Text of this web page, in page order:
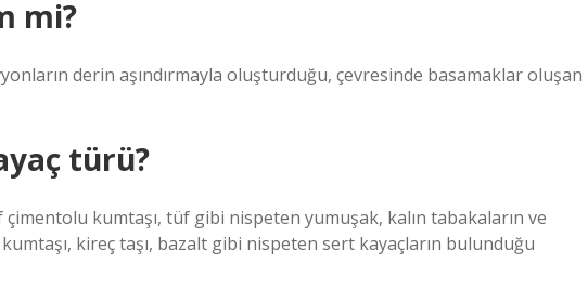
mi?
derin aşındırmayla oluşturduğu, çevresinde basamaklar oluşan
türü?
çimentolu kumtaşı, tüf gibi nispeten yumuşak, kalın tabakaların ve
kireç taşı, bazalt gibi nispeten sert kayaçların bulunduğu